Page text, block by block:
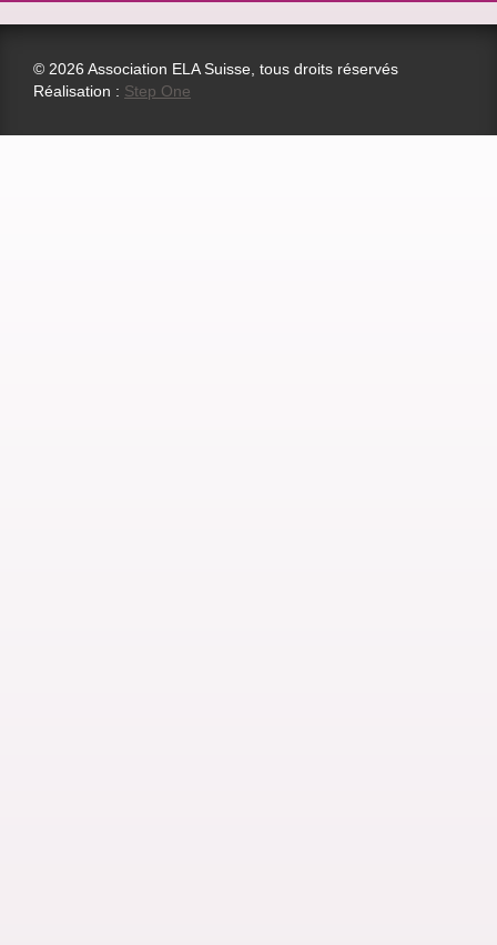
© 2026 Association ELA Suisse, tous droits réservés
Réalisation : Step One